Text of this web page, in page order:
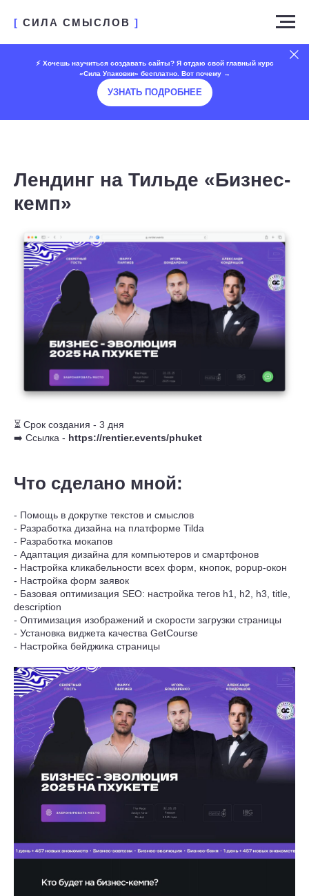
[ СИЛА СМЫСЛОВ ]
⚡️ Хочешь научиться создавать сайты? Я отдаю свой главный курс
«Сила Упаковки» бесплатно. Вот почему →
УЗНАТЬ ПОДРОБНЕЕ
Лендинг на Тильде «Бизнес-
кемп»
⏳ Срок создания - 3 дня
➡️ Ссылка - https://rentier.events/phuket
Что сделано мной:
- Помощь в докрутке текстов и смыслов
- Разработка дизайна на платформе Tilda
- Разработка мокапов
- Адаптация дизайна для компьютеров и смартфонов
- Настройка кликабельности всех форм, кнопок, popup-окон
- Настройка форм заявок
- Базовая оптимизация SEO: настройка тегов h1, h2, h3, title,
description
- Оптимизация изображений и скорости загрузки страницы
- Установка виджета качества GetCourse
- Настройка бейджика страницы